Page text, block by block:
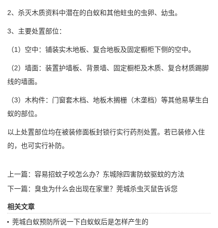
2、杀灭木质资料中潜在的白蚁和其他蛀虫的虫卵、幼虫。
3、主要处置部位：
（1）空中：铺装实木地板、复合地板及固定橱柜下侧的空中。
（2）墙面：装置护墙板、背景墙、固定橱柜及木质、复合材质踢脚
线的墙面。
（3）木构件：门窗套木档、地板木搁栅（木垄档）等其他易孳生白
蚁的部位。
以上处置部位均在被装修面板封锁行实行药剂处置。若已装修入住
的，也可实行补防。
上一篇： 容易招蚊子咬怎么办？东城除四害防蚊驱蚊的方法
下一篇： 臭虫为什么会出现在家里？莞城杀虫灭鼠告诉您
相关文章
莞城白蚁预防所说一下白蚁蚁后是怎样产生的